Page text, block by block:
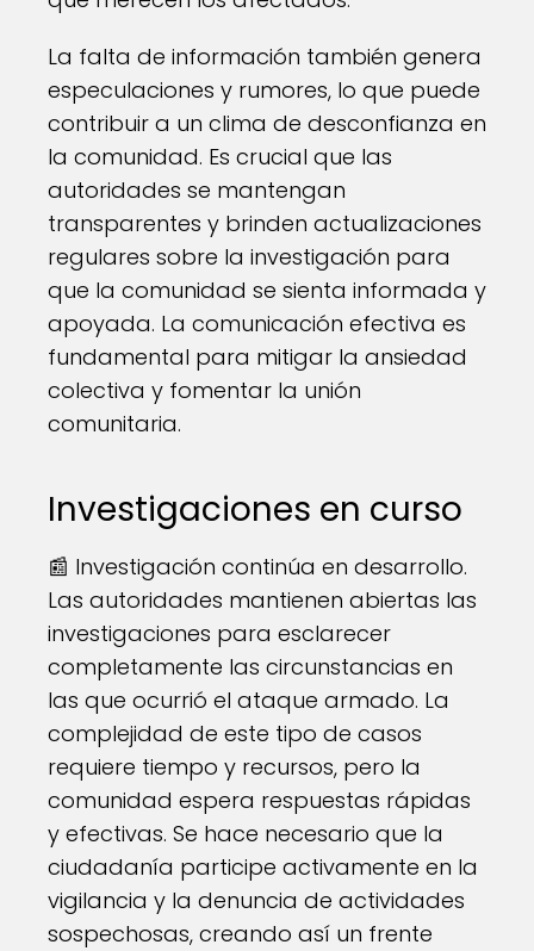
La falta de información también genera
especulaciones y rumores, lo que puede
contribuir a un clima de desconfianza en
la comunidad. Es crucial que las
autoridades se mantengan
transparentes y brinden actualizaciones
regulares sobre la investigación para
que la comunidad se sienta informada y
apoyada. La comunicación efectiva es
fundamental para mitigar la ansiedad
colectiva y fomentar la unión
comunitaria.
Investigaciones en curso
📰 Investigación continúa en desarrollo.
Las autoridades mantienen abiertas las
investigaciones para esclarecer
completamente las circunstancias en
las que ocurrió el ataque armado. La
complejidad de este tipo de casos
requiere tiempo y recursos, pero la
comunidad espera respuestas rápidas
y efectivas. Se hace necesario que la
ciudadanía participe activamente en la
vigilancia y la denuncia de actividades
sospechosas, creando así un frente